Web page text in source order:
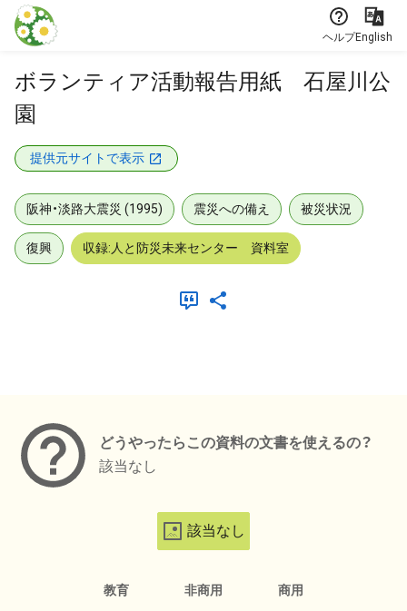
本文に飛ぶ
ヘルプEnglish
ボランティア活動報告用紙 石屋川公
園
提供元サイトで表示
阪神・淡路大震災 (1995) 震災への備え 被災状況
復興 収録:人と防災未来センター 資料室
どうやったらこの資料の文書を使えるの？
該当なし
該当なし
教育 非商用 商用